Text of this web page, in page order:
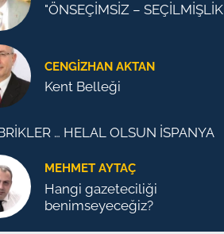
"ÖNSEÇİMSİZ – SEÇİLMİŞLİK
CENGİZHAN AKTAN
Kent Belleği
… HELAL OLSUN İSPANYA
MEHMET AYTAÇ
Hangi gazeteciliği
benimseyeceğiz?